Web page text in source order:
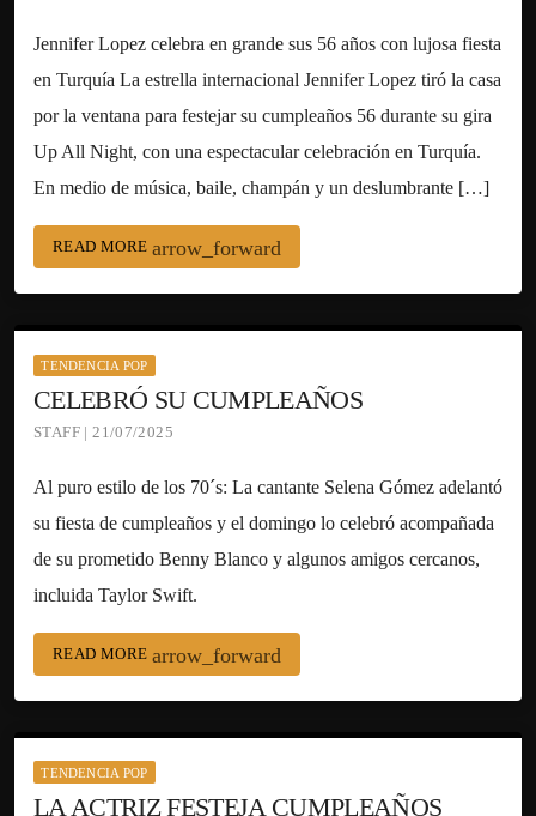
Jennifer Lopez celebra en grande sus 56 años con lujosa fiesta
en Turquía La estrella internacional Jennifer Lopez tiró la casa
por la ventana para festejar su cumpleaños 56 durante su gira
Up All Night, con una espectacular celebración en Turquía.
En medio de música, baile, champán y un deslumbrante […]
READ MORE arrow_forward
TENDENCIA POP
CELEBRÓ SU CUMPLEAÑOS
STAFF | 21/07/2025
Al puro estilo de los 70´s: La cantante Selena Gómez adelantó
su fiesta de cumpleaños y el domingo lo celebró acompañada
de su prometido Benny Blanco y algunos amigos cercanos,
incluida Taylor Swift.
READ MORE arrow_forward
TENDENCIA POP
LA ACTRIZ FESTEJA CUMPLEAÑOS